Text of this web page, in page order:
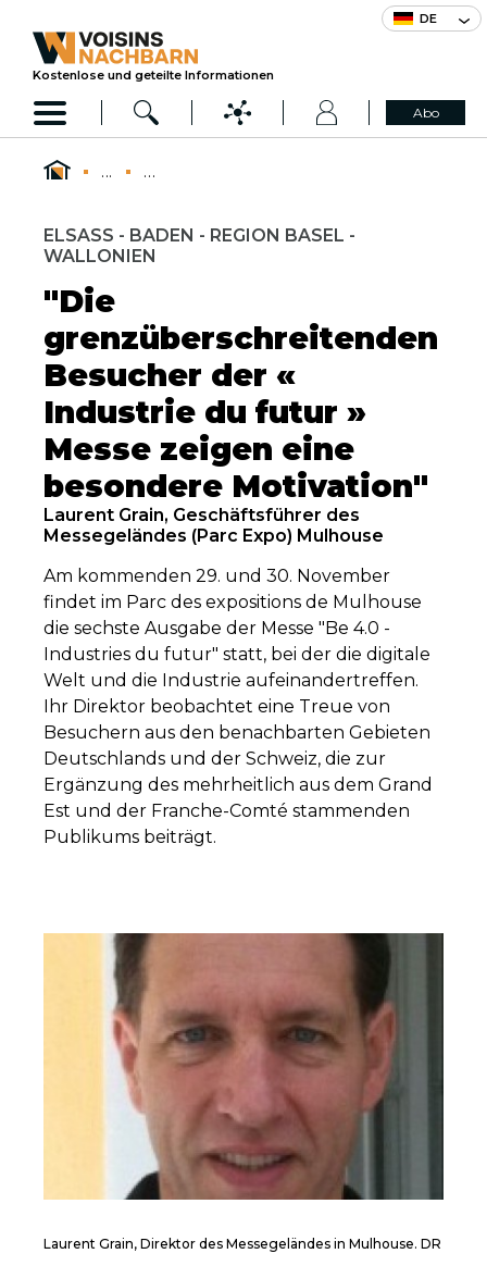
DE
Kostenlose und geteilte Informationen
Abo
... ...
ELSASS - BADEN - REGION BASEL -
WALLONIEN
"Die
grenzüberschreitenden
Besucher der «
Industrie du futur »
Messe zeigen eine
besondere Motivation"
Laurent Grain, Geschäftsführer des
Messegeländes (Parc Expo) Mulhouse
Am kommenden 29. und 30. November
findet im Parc des expositions de Mulhouse
die sechste Ausgabe der Messe "Be 4.0 -
Industries du futur" statt, bei der die digitale
Welt und die Industrie aufeinandertreffen.
Ihr Direktor beobachtet eine Treue von
Besuchern aus den benachbarten Gebieten
Deutschlands und der Schweiz, die zur
Ergänzung des mehrheitlich aus dem Grand
Est und der Franche-Comté stammenden
Publikums beiträgt.
Laurent Grain, Direktor des Messegeländes in Mulhouse. DR